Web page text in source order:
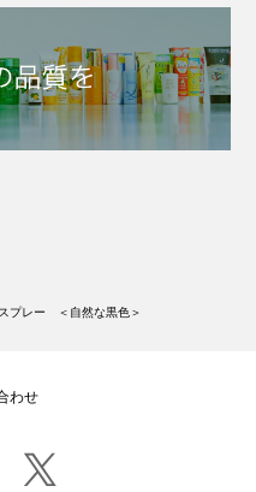
プレー ＜自然な黒色＞
わせ